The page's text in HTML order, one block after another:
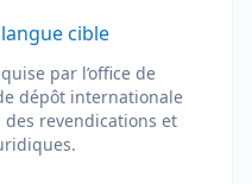
cible
par l’office de
dépôt internationale
revendications et